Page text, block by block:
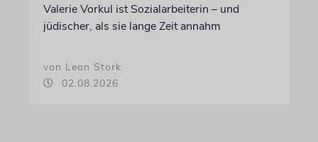
Valerie Vorkul ist Sozialarbeiterin – und
jüdischer, als sie lange Zeit annahm
von Leon Stork
02.08.2026